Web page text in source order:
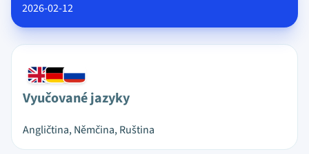
2026-02-12
Vyučované jazyky
Angličtina, Němčina, Ruština